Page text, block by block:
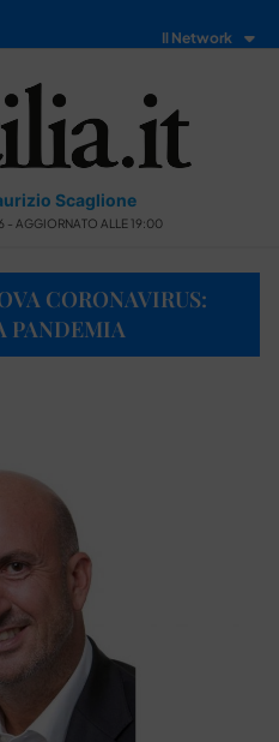
Il Network
Scaglione
- AGGIORNATO ALLE 19:00
CORONAVIRUS:
PANDEMIA